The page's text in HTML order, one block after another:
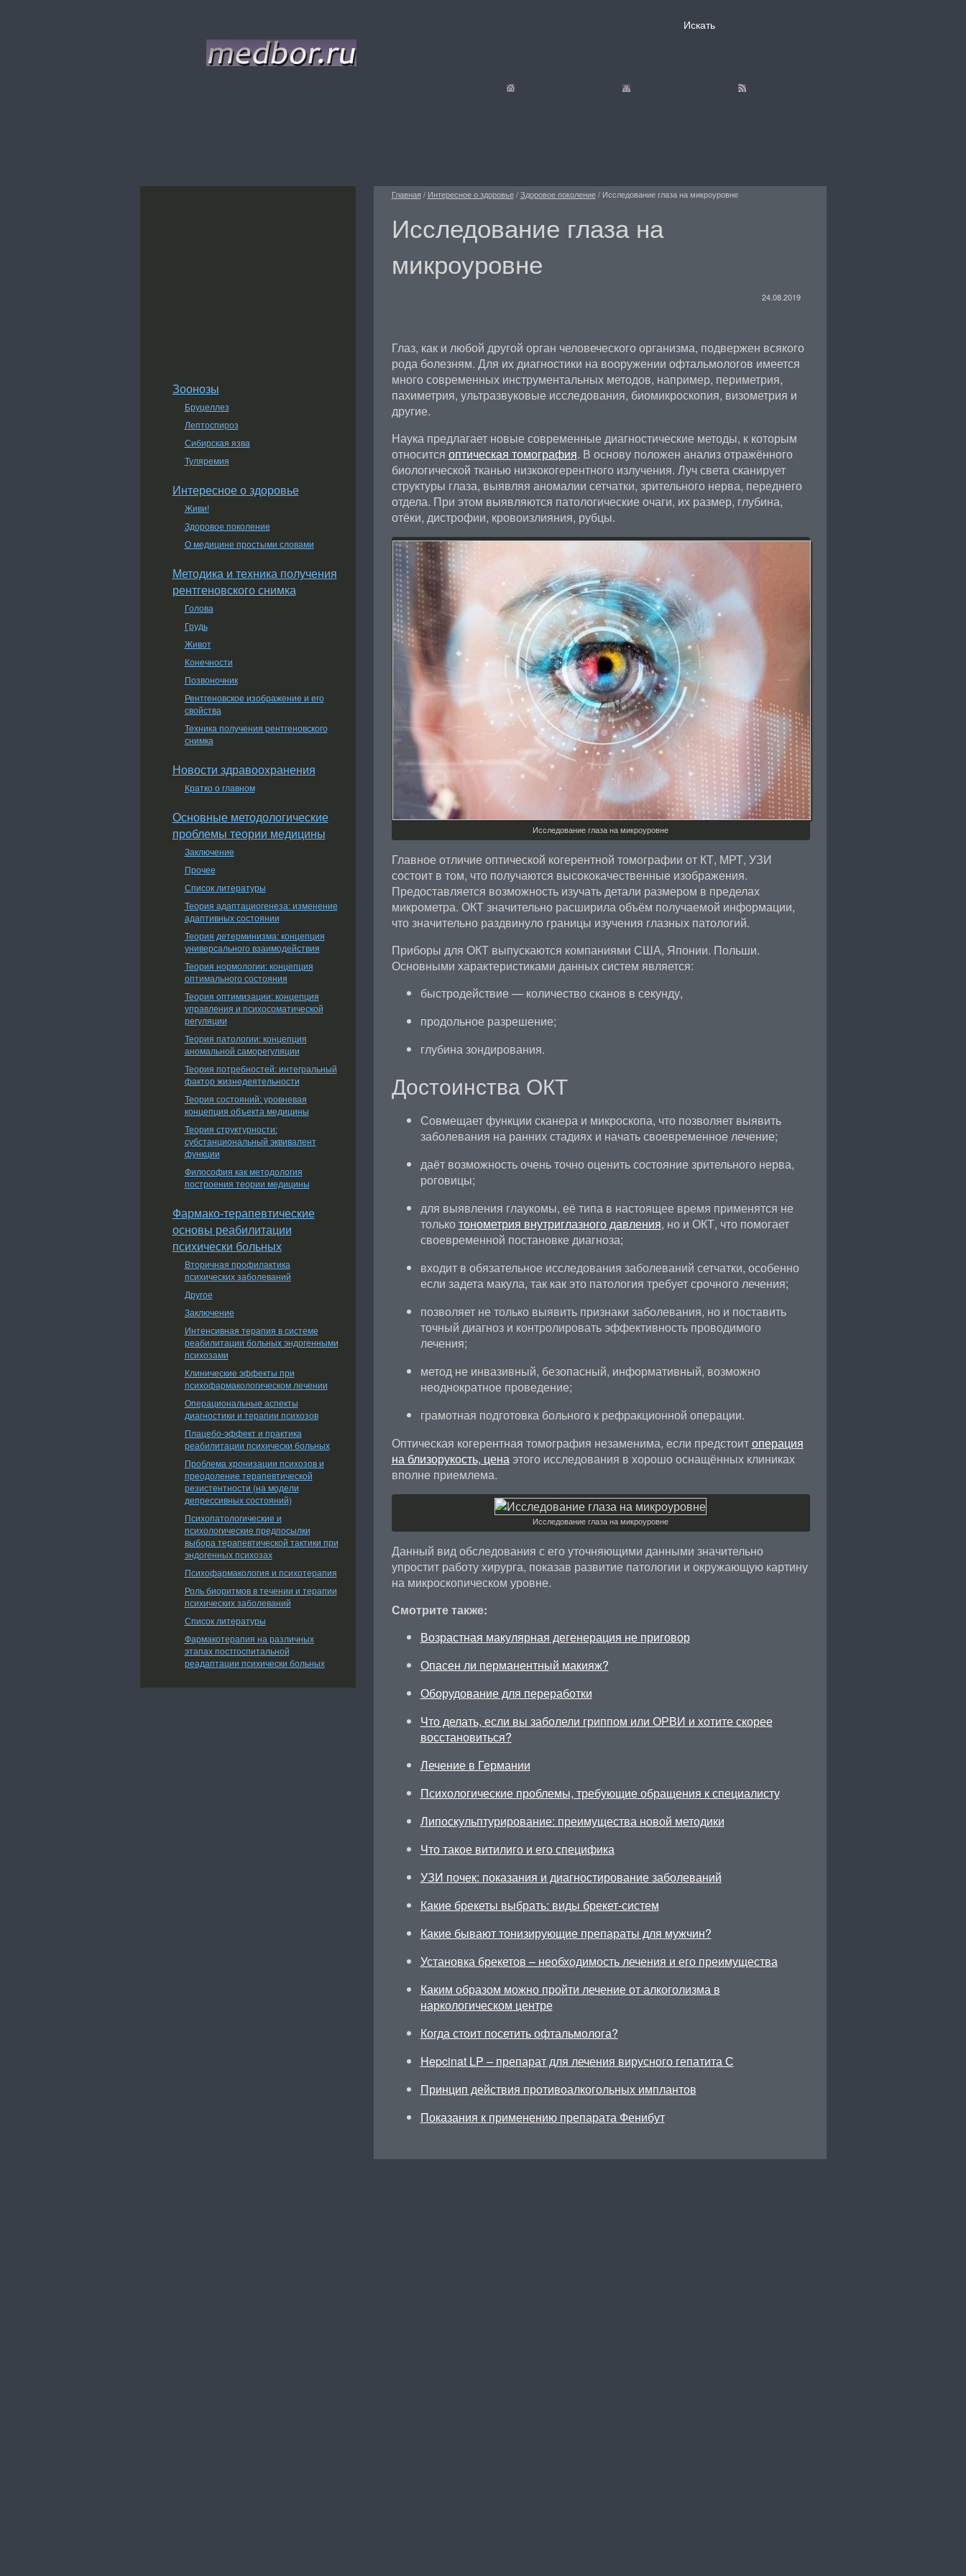
Главная / Интересное о здоровье/Здоровое поколение/ Исследование глаза на микроуровне
Исследование глаза на
микроуровне
24.08.2019
Глаз, как и любой другой орган человеческого организма, подвержен всякого
рода болезням. Для их диагностики на вооружении офтальмологов имеется
много современных инструментальных методов, например, периметрия,
пахиметрия, ультразвуковые исследования, биомикроскопия, визометрия и
другие.
Наука предлагает новые современные диагностические методы, к которым
относится оптическая томография. В основу положен анализ отражённого
биологической тканью низкокогерентного излучения. Луч света сканирует
структуры глаза, выявляя аномалии сетчатки, зрительного нерва, переднего
отдела. При этом выявляются патологические очаги, их размер, глубина,
отёки, дистрофии, кровоизлияния, рубцы.
Исследование глаза на микроуровне
Главное отличие оптической когерентной томографии от КТ, МРТ, УЗИ
состоит в том, что получаются высококачественные изображения.
Предоставляется возможность изучать детали размером в пределах
микрометра. ОКТ значительно расширила объём получаемой информации,
что значительно раздвинуло границы изучения глазных патологий.
Приборы для ОКТ выпускаются компаниями США, Японии. Польши.
Основными характеристиками данных систем является:
быстродействие — количество сканов в секунду,
продольное разрешение;
глубина зондирования.
Достоинства ОКТ
Совмещает функции сканера и микроскопа, что позволяет выявить
заболевания на ранних стадиях и начать своевременное лечение;
даёт возможность очень точно оценить состояние зрительного нерва,
роговицы;
для выявления глаукомы, её типа в настоящее время применятся не
толькотонометрия внутриглазного давления, но и ОКТ, что помогает
своевременной постановке диагноза;
входит в обязательное исследования заболеваний сетчатки, особенно
если задета макула, так как это патология требует срочного лечения;
позволяет не только выявить признаки заболевания, но и поставить
точный диагноз и контролировать эффективность проводимого
лечения;
метод не инвазивный, безопасный, информативный, возможно
неоднократное проведение;
грамотная подготовка больного к рефракционной операции.
Оптическая когерентная томография незаменима, если предстоитоперация
на близорукость, ценаэтого исследования в хорошо оснащённых клиниках
вполне приемлема.
Исследование глаза на микроуровне
Данный вид обследования с его уточняющими данными значительно
упростит работу хирурга, показав развитие патологии и окружающую картину
на микроскопическом уровне.
Смотрите также:
Возрастная макулярная дегенерация не приговор
Опасен ли перманентный макияж?
Оборудование для переработки
Что делать, если вы заболели гриппом или ОРВИ и хотите скорее
восстановиться?
Лечение в Германии
Психологические проблемы, требующие обращения к специалисту
Липоскульптурирование: преимущества новой методики
Что такое витилиго и его специфика
УЗИ почек: показания и диагностирование заболеваний
Какие брекеты выбрать: виды брекет-систем
Какие бывают тонизирующие препараты для мужчин?
Установка брекетов – необходимость лечения и его преимущества
Каким образом можно пройти лечение от алкоголизма в
наркологическом центре
Когда стоит посетить офтальмолога?
Hepcinat LP – препарат для лечения вирусного гепатита С
Принцип действия противоалкогольных имплантов
Показания к применению препарата Фенибут
Зоонозы
Бруцеллез
Лептоспироз
Сибирская язва
Туляремия
Интересное о здоровье
Живи!
Здоровое поколение
О медицине простыми словами
Методика и техника получения
рентгеновского снимка
Голова
Грудь
Живот
Конечности
Позвоночник
Рентгеновское изображение и его
свойства
Техника получения рентгеновского
снимка
Новости здравоохранения
Кратко о главном
Основные методологические
проблемы теории медицины
Заключение
Прочее
Список литературы
Теория адаптациогенеза: изменение
адаптивных состоянии
Теория детерминизма: концепция
универсального взаимодействия
Теория нормологии: концепция
оптимального состояния
Теория оптимизации: концепция
управления и психосоматической
регуляции
Теория патологии: концепция
аномальной саморегуляции
Теория потребностей: интегральный
фактор жизнедеятельности
Теория состояний: уровневая
концепция объекта медицины
Теория структурности:
субстанциональный эквивалент
функции
Философия как методология
построения теории медицины
Фармако-терапевтические
основы реабилитации
психически больных
Вторичная профилактика
психических заболеваний
Другое
Заключение
Интенсивная терапия в системе
реабилитации больных эндогенными
психозами
Клинические эффекты при
психофармакологическом лечении
Операциональные аспекты
диагностики и терапии психозов
Плацебо-эффект и практика
реабилитации психически больных
Проблема хронизации психозов и
преодоление терапевтической
резистентности (на модели
депрессивных состояний)
Психопатологические и
психологические предпосылки
выбора терапевтической тактики при
эндогенных психозах
Психофармакология и психотерапия
Роль биоритмов в течении и терапии
психических заболеваний
Список литературы
Фармакотерапия на различных
этапах постгоспитальной
реадаптации психически больных